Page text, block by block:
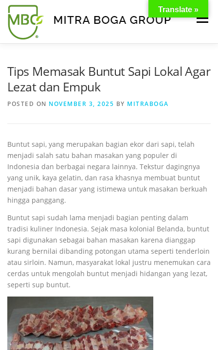
Menu
Tips Memasak Buntut Sapi Lokal Agar
Lezat dan Empuk
POSTED ON NOVEMBER 3, 2025 BY MITRABOGA
Buntut sapi, yang merupakan bagian ekor dari sapi, telah
menjadi salah satu bahan masakan yang populer di
Indonesia dan berbagai negara lainnya. Tekstur dagingnya
yang unik, kaya gelatin, dan rasa khasnya membuat buntut
menjadi bahan dasar yang istimewa untuk masakan berkuah
hingga panggang.
Buntut sapi sudah lama menjadi bagian penting dalam
tradisi kuliner Indonesia. Sejak masa kolonial Belanda, buntut
sapi digunakan sebagai bahan masakan karena dianggap
kurang bernilai dibanding potongan utama seperti tenderloin
atau sirloin. Namun, masyarakat lokal justru menemukan cara
cerdas untuk mengolah buntut menjadi hidangan yang lezat,
seperti sup buntut.
Translate »